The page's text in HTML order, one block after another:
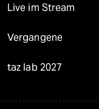
Live im Stream
Vergangene
taz lab 2027